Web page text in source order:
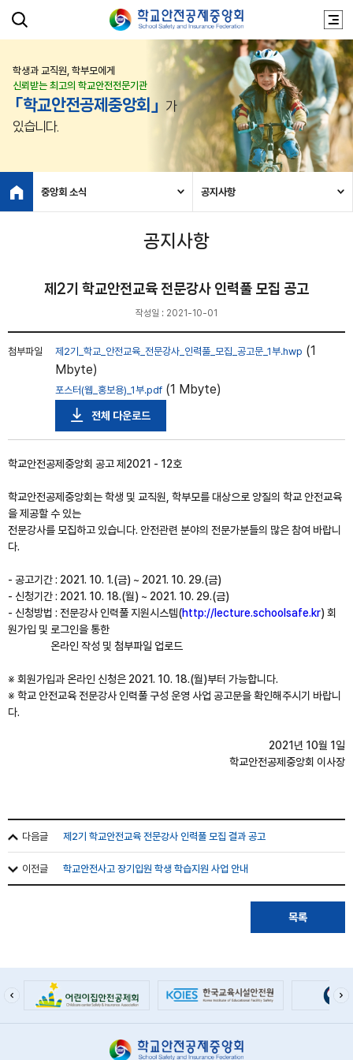
학생과 교직원, 학부모에게
신뢰받는 최고의 학교안전전문기관
「학교안전공제중앙회」
가
있습니다.
중앙회 소식 공지사항
공지사항
제2기 학교안전교육 전문강사 인력풀 모집 공고
작성일 : 2021-10-01
첨부파일 제2기_학교_안전교육_전문강사_인력풀_모집_공고문_1부.hwp (1
Mbyte)
포스터(웹_홍보용)_1부.pdf (1 Mbyte)
전체 다운로드
학교안전공제중앙회 공고 제2021 - 12호
학교안전공제중앙회는 학생 및 교직원, 학부모를 대상으로 양질의 학교 안전교육
을 제공할 수 있는
전문강사를 모집하고 있습니다. 안전관련 분야의 전문가분들의 많은 참여 바랍니
다.
- 공고기간 : 2021. 10. 1.(금) ~ 2021. 10. 29.(금)
- 신청기간 : 2021. 10. 18.(월) ~ 2021. 10. 29.(금)
- 신청방법 : 전문강사 인력풀 지원시스템(http://lecture.schoolsafe.kr) 회
원가입 및 로그인을 통한
온라인 작성 및 첨부파일 업로드
※ 회원가입과 온라인 신청은 2021. 10. 18.(월)부터 가능합니다.
※ 학교 안전교육 전문강사 인력풀 구성 운영 사업 공고문을 확인해주시기 바랍니
다.
2021년 10월 1일
학교안전공제중앙회 이사장
다음글 제2기 학교안전교육 전문강사 인력풀 모집 결과 공고
이전글 학교안전사고 장기입원 학생 학습지원 사업 안내
목록